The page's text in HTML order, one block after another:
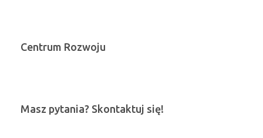
Centrum Rozwoju
Masz pytania? Skontaktuj się!